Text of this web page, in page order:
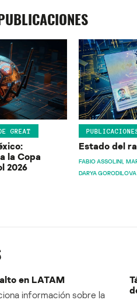
GREAT
la Copa
2026
Estado del
FABIO ASSOLINI
DARYA GORODILOVA
en LATAM
información sobre la